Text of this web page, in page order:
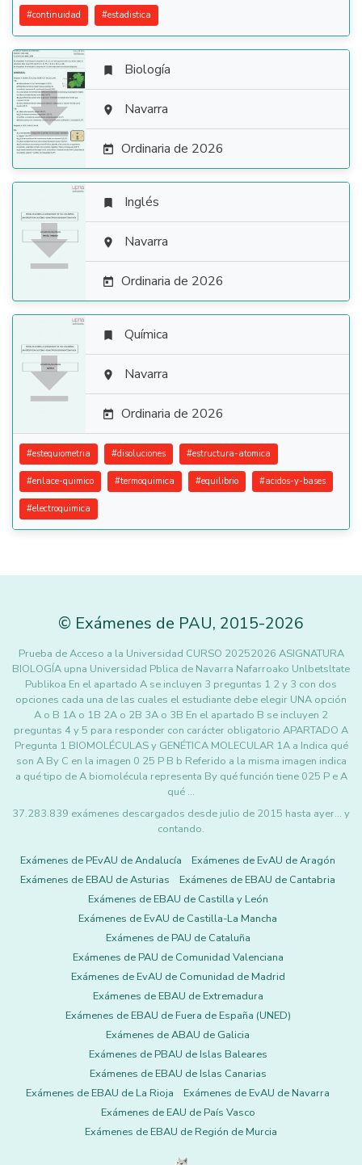
#continuidad #estadistica

 Biología
 Navarra
 Ordinaria de 2026

 Inglés
 Navarra
 Ordinaria de 2026

 Química
 Navarra
 Ordinaria de 2026
#estequiometria #disoluciones #estructura-atomica
#enlace-quimico #termoquimica #equilibrio #acidos-y-bases
#electroquimica
© Exámenes de PAU, 2015-2026
Prueba de Acceso a la Universidad CURSO 20252026 ASIGNATURA
BIOLOGÍA upna Universidad Pblica de Navarra Nafarroako Unlbetsltate
Publikoa En el apartado A se incluyen 3 preguntas 1 2 y 3 con dos
opciones cada una de las cuales el estudiante debe elegir UNA opción
A o B 1A o 1B 2A o 2B 3A o 3B En el apartado B se incluyen 2
preguntas 4 y 5 para responder con carácter obligatorio APARTADO A
Pregunta 1 BIOMOLÉCULAS y GENÉTICA MOLECULAR 1A a Indica qué
son A By C en la imagen 0 25 P B b Referido a la misma imagen indica
a qué tipo de A biomolécula representa By qué función tiene 025 P e A
qué …
37.283.839 exámenes descargados desde julio de 2015 hasta ayer... y
contando.
Exámenes de PEvAU de Andalucía
Exámenes de EvAU de Aragón
Exámenes de EBAU de Asturias
Exámenes de EBAU de Cantabria
Exámenes de EBAU de Castilla y León
Exámenes de EvAU de Castilla-La Mancha
Exámenes de PAU de Cataluña
Exámenes de PAU de Comunidad Valenciana
Exámenes de EvAU de Comunidad de Madrid
Exámenes de EBAU de Extremadura
Exámenes de EBAU de Fuera de España (UNED)
Exámenes de ABAU de Galicia
Exámenes de PBAU de Islas Baleares
Exámenes de EBAU de Islas Canarias
Exámenes de EBAU de La Rioja
Exámenes de EvAU de Navarra
Exámenes de EAU de País Vasco
Exámenes de EBAU de Región de Murcia